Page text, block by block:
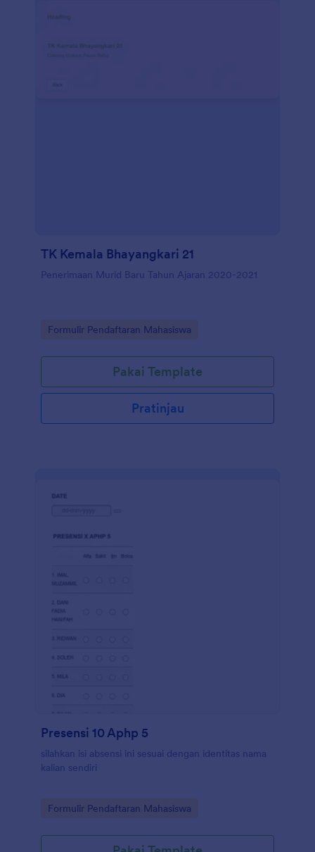
TK Kemala Bhayangkari 21
Penerimaan Murid Baru Tahun Ajaran 2020-2021
Go to Category:
Formulir Pendaftaran Mahasiswa
Pakai Template
Pratinjau
Presensi 10 Aphp 5
silahkan isi absensi ini sesuai dengan identitas nama
kalian sendiri
Go to Category:
Formulir Pendaftaran Mahasiswa